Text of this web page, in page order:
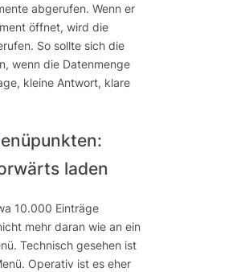
abgerufen. Wenn er
öffnet, wird die
So sollte sich die
wenn die Datenmenge
kleine Antwort, klare
laden
10.000 Einträge
mehr daran wie an ein
Technisch gesehen ist
Operativ ist es eher